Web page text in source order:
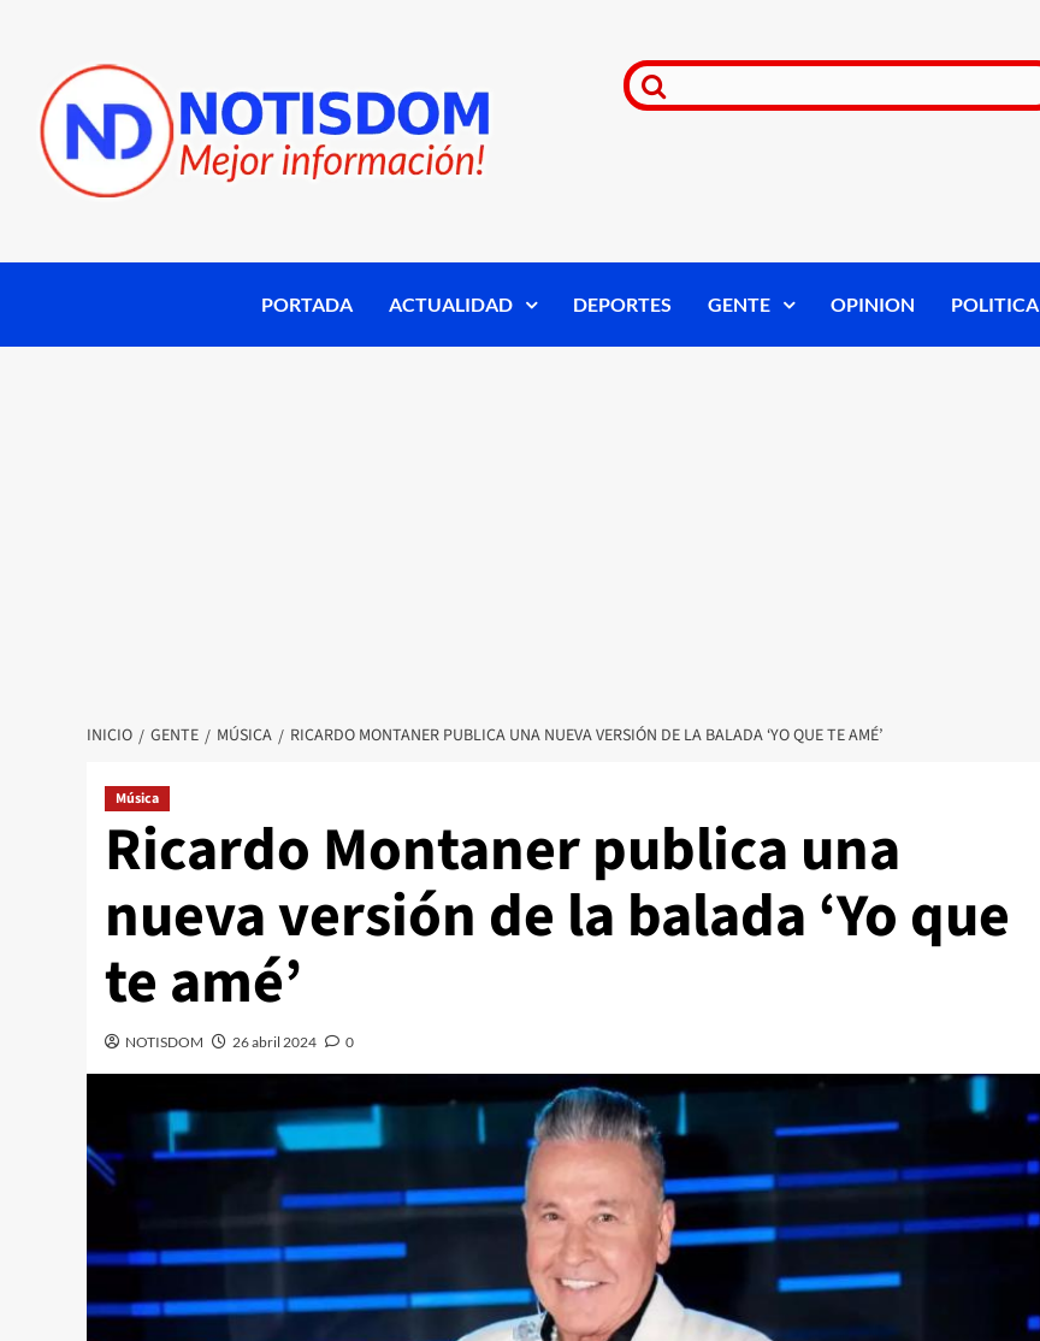
PORTADA ACTUALIDAD DEPORTES GENTE OPINION POLITICA
INICIO GENTE MÚSICA RICARDO MONTANER PUBLICA UNA NUEVA VERSIÓN DE LA BALADA ‘YO QUE TE AMÉ’
Música
Ricardo Montaner publica una
nueva versión de la balada ‘Yo que
te amé’
NOTISDOM 26 abril 2024 0